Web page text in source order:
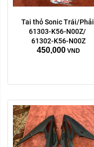
Tai thỏ Sonic Trái/Phải
61303-K56-N00Z/
61302-K56-N00Z
450,000 VND
Trái phải:
phải
trái